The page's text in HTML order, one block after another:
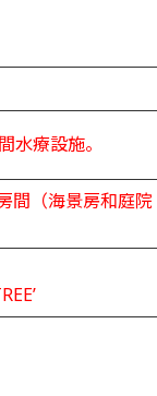
水療設施。
間（海景房和庭院